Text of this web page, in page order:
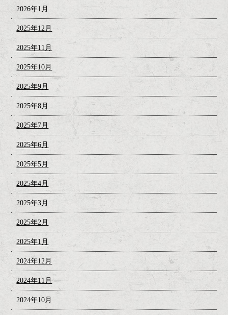
2026年1月
2025年12月
2025年11月
2025年10月
2025年9月
2025年8月
2025年7月
2025年6月
2025年5月
2025年4月
2025年3月
2025年2月
2025年1月
2024年12月
2024年11月
2024年10月